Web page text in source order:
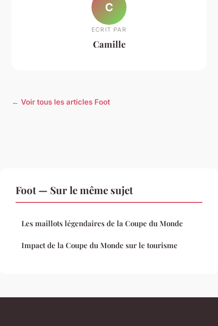
C
ECRIT PAR
Camille
← Voir tous les articles Foot
Foot — Sur le même sujet
Les maillots légendaires de la Coupe du Monde
Impact de la Coupe du Monde sur le tourisme